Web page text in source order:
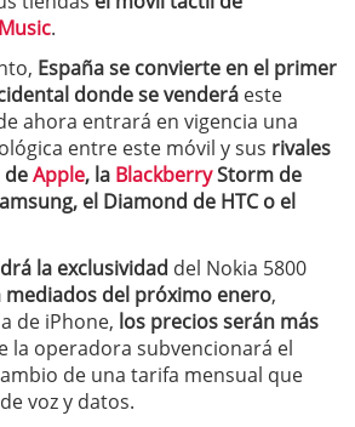
.
España se convierte en el primer
donde se venderá este
ahora entrará en vigencia una
entre este móvil y sus rivales
deApple, la BlackberryStorm de
el Diamond de HTC o el
la exclusividad del Nokia 5800
mediados del próximo enero,
de iPhone, los precios serán más
la operadora subvencionará el
de una tarifa mensual que
voz y datos.